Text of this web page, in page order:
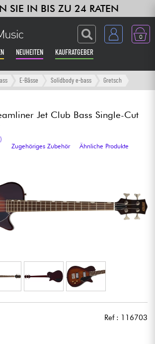
SIE IN BIS ZU 24 RATEN
0
NEUHEITEN KAUFRATGEBER
Effekte
E-Bässe Solidbody e-bass Gretsch
Jet Club Bass Single-Cut
Zugehöriges Zubehör
Ähnliche Produkte
Ref : 116703